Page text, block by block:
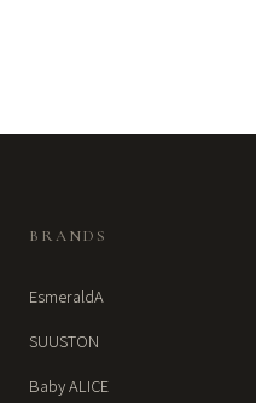
BRANDS
EsmeraldA
SUUSTON
Baby ALICE